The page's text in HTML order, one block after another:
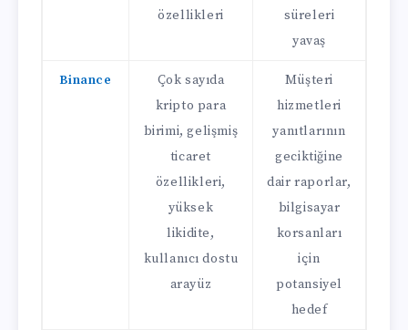
özellikleri
süreleri
yavaş
Binance
Çok sayıda
kripto para
birimi, gelişmiş
ticaret
özellikleri,
yüksek
likidite,
kullanıcı dostu
arayüz
Müşteri
hizmetleri
yanıtlarının
geciktiğine
dair raporlar,
bilgisayar
korsanları
için
potansiyel
hedef